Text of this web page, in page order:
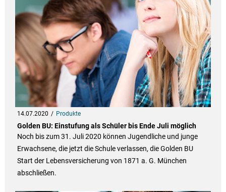
14.07.2020 Produkte
Golden BU: Einstufung als Schüler bis Ende Juli möglich
Noch bis zum 31. Juli 2020 können Jugendliche und junge
Erwachsene, die jetzt die Schule verlassen, die Golden BU
Start der Lebensversicherung von 1871 a. G. München
abschließen.